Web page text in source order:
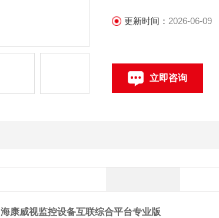
更新时间： 2026-06-09
立即咨询
海康威视监控设备互联综合平台专业版